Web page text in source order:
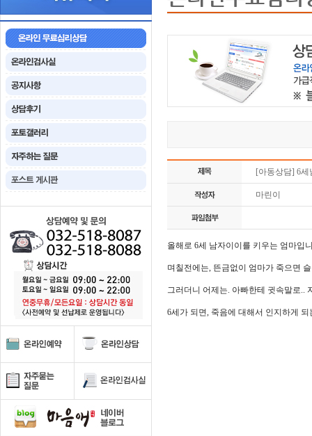
[아동상담] 6
마린이
올해로 6세 남자이이를 키우는 엄마입
며칠전에는, 뜬금없이 엄마가 죽으면
그러더니 어제는. 아빠한테 귓속말로..
6세가 되면, 죽음에 대해서 인지하게